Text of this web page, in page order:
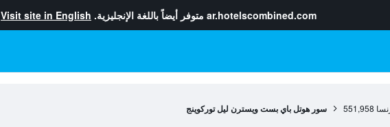
ar.hotelscombined.com متوفر أيضاً باللغة الإنجليزية. Visit site in English
551,958 سور هوتل باي بست ويسترن ليل توركوينج